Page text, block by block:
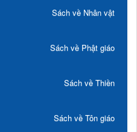
Sách về Nhân vật
Sách về Phật giáo
Sách về Thiền
Sách về Tôn giáo